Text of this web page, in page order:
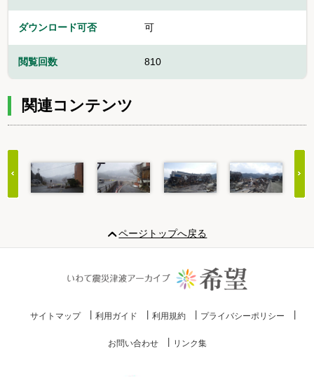
ダウンロード可否 可
閲覧回数 810
関連コンテンツ
20
ページトップへ戻る
サイトマップ 利用ガイド 利用規約 プライバシーポリシー
お問い合わせ リンク集